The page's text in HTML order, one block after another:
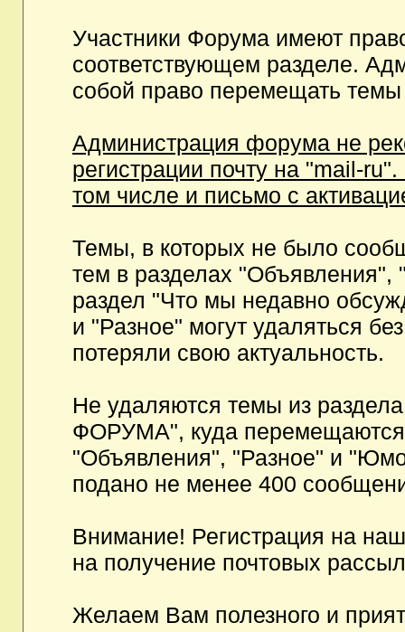
Участники Форума имеют
соответствующем разделе.
собой право перемещать темы
Администрация форума не
регистрации почту на "mail-
том числе и письмо с
Темы, в которых не было
тем в разделах
раздел "Что мы недавно
и "Разное" могут удаляться
потеряли свою актуальность.
Не удаляются темы из
ФОРУМА", куда перемещаются
"Объявления", "Разное" и
подано не менее 400
Внимание! Регистрация на
на получение почтовых
Желаем Вам полезного и